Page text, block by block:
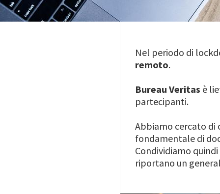
Nel periodo di
remoto.
Bureau Veritas è
partecipanti.
Abbiamo cercato di
fondamentale di
Condividiamo
riportano un